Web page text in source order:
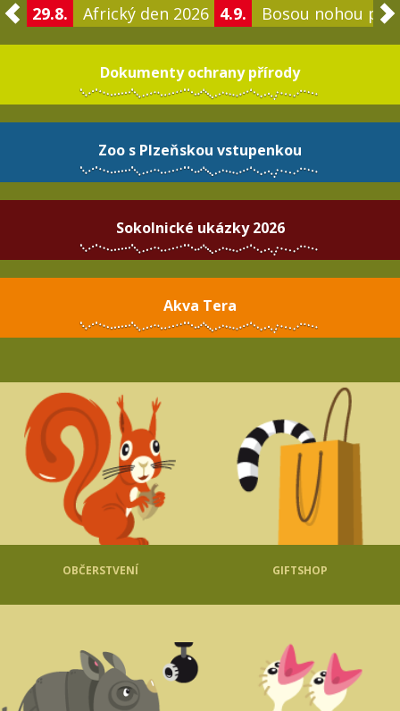
29.8. Africký den 2026 4.9. Bosou nohou po
Dokumenty ochrany přírody
Zoo s Plzeňskou vstupenkou
Sokolnické ukázky 2026
Akva Tera
OBČERSTVENÍ GIFTSHOP